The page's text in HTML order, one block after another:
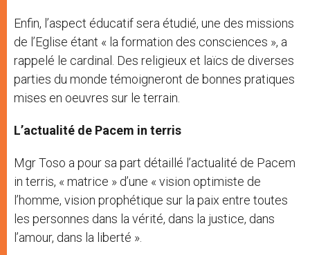
Enfin, l’aspect éducatif sera étudié, une des missions
de l’Eglise étant « la formation des consciences », a
rappelé le cardinal. Des religieux et laïcs de diverses
parties du monde témoigneront de bonnes pratiques
mises en oeuvres sur le terrain.
L’actualité de Pacem in terris
Mgr Toso a pour sa part détaillé l’actualité de Pacem
in terris, « matrice » d’une « vision optimiste de
l’homme, vision prophétique sur la paix entre toutes
les personnes dans la vérité, dans la justice, dans
l’amour, dans la liberté ».